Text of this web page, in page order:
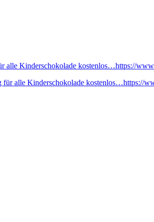
alle Kinderschokolade kostenlos…https://
für alle Kinderschokolade kostenlos…https://